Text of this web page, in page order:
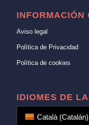
INFORMACIÓN
Aviso legal
Política de Privacidad
Política de cookies
IDIOMES DE
Català(Catalán)